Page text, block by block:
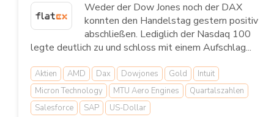
Weder der Dow Jones noch der DAX
konnten den Handelstag gestern positiv
abschließen. Lediglich der Nasdaq 100
legte deutlich zu und schloss mit einem Aufschlag...
Aktien AMD Dax Dowjones Gold
Intuit
Micron Technology
MTU Aero Engines
Quartalszahlen
Salesforce
SAP US-Dollar